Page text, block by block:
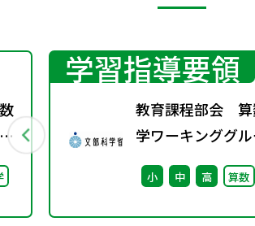
学習指導要領
教育課程部会 算
学ワーキンググ
（第8回） 配
※理科ワーキング
プ（第7回）と合
小 中 高 算数